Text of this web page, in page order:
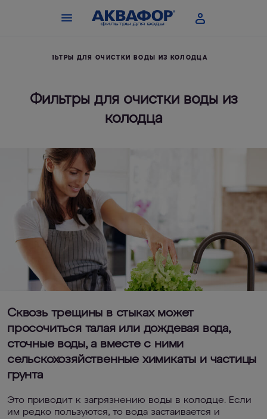
ФИЛЬТРЫ ДЛЯ ОЧИСТКИ ВОДЫ ИЗ КОЛОДЦА
Фильтры для очистки воды из
колодца
Сквозь трещины в стыках может
просочиться талая или дождевая вода,
сточные воды, а вместе с ними
сельскохозяйственные химикаты и частицы
грунта
Это приводит к загрязнению воды в колодце. Если
им редко пользуются, то вода застаивается и